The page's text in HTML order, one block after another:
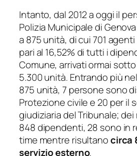
Intanto, dal 2012 a oggi il
Polizia Municipale di
a 875 unità, di cui 701
pari al 16,52% di tutti i
Comune, arrivati ormai
5.300 unità. Entrando più
875 unità, 7 persone sono
Protezione civile e 20 per il
giudiziaria del Tribunale;
848 dipendenti, 28 sono in
time mentre risultanocirca
servizio esterno.